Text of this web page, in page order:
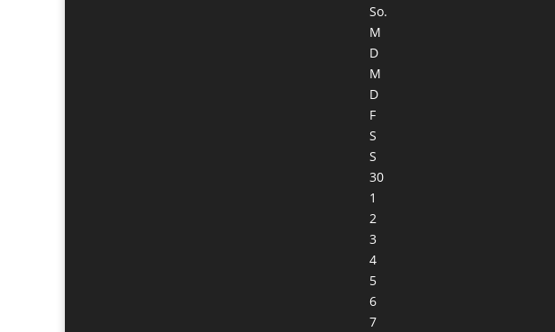
So.
M
D
M
D
F
S
S
30
1
2
3
4
5
6
7